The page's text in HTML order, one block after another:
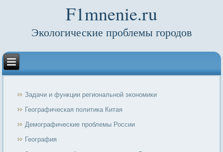
F1mnenie.ru
Экологические проблемы городов
Задачи и функции региональной экономики
Географическая политика Китая
Демографические проблемы России
География